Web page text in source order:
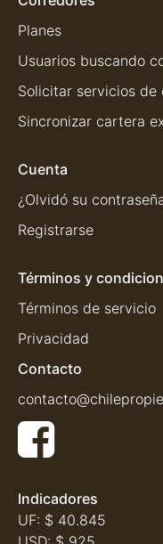
Planes
Usuarios buscando
Solicitar servicios de
Sincronizar cartera
Cuenta
¿Olvidó su
Registrarse
Términos y
Términos de servicio
Privacidad
Contacto
Indicadores
UF: $ 40.845